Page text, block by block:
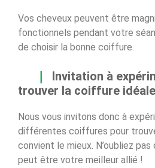
Vos cheveux peuvent être
fonctionnels pendant votre
de choisir la bonne coiffure.
Invitation à
trouver la coiffure
Nous vous invitons donc à
différentes coiffures pour
convient le mieux. N’oubliez pas
peut être votre meilleur allié !